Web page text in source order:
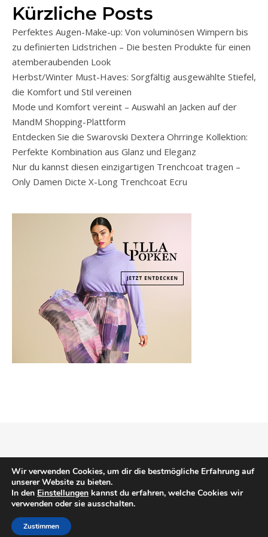
Kürzliche Posts
Perfektes Augen-Make-up: Von voluminösen Wimpern bis
zu definierten Lidstrichen – Die besten Produkte für einen
atemberaubenden Look
Herbst/Winter Must-Haves: Sorgfältig ausgewählte Stiefel,
die Komfort und Stil vereinen
Mode und Komfort vereint – Auswahl an Jacken auf der
MandM Shopping-Plattform
Entdecken Sie die Swarovski Dextera Ohrringe Kollektion:
Perfekte Kombination aus Glanz und Eleganz
Nur du kannst diesen einzigartigen Trenchcoat tragen –
Only Damen Dicte X-Long Trenchcoat Ecru
Copyright © 2026 Mode Klassiker Impressum Datenschutz
NACH OBEN
Wir verwenden Cookies, um dir die bestmögliche Erfahrung auf
unserer Website zu bieten.
In den Einstellungen kannst du erfahren, welche Cookies wir
verwenden oder sie ausschalten.
Zustimmen